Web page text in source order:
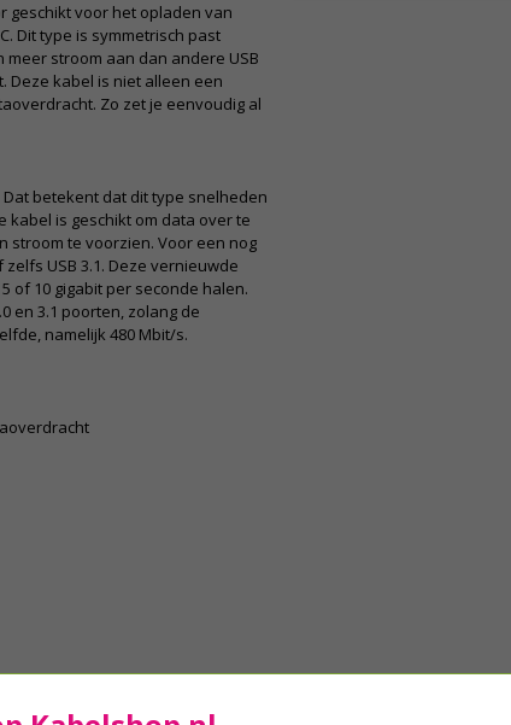
geschikt voor het opladen van
Dit type is symmetrisch past
meer stroom aan dan andere USB
Deze kabel is niet alleen een
Zo zet je eenvoudig al
betekent dat dit type snelheden
kabel is geschikt om data over te
stroom te voorzien. Voor een nog
USB 3.1. Deze vernieuwde
of 10 gigabit per seconde halen.
en 3.1 poorten, zolang de
namelijk 480 Mbit/s.